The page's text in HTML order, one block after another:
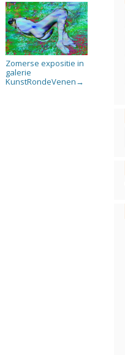
Zomerse expositie in
galerie
KunstRondeVenen →